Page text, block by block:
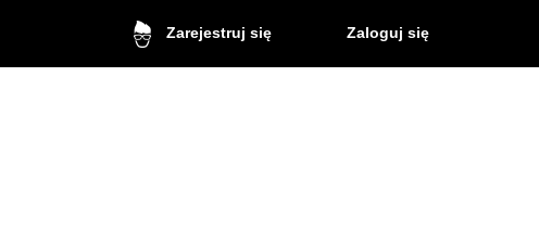
Zarejestruj się Zaloguj się